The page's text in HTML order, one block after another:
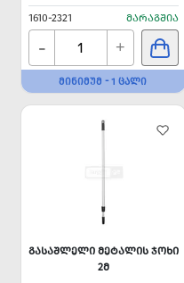
1610-2321 ᲛᲐᲠᲐᲒᲨᲘᲐ
- +
ᲛᲘᲜᲘᲛᲣᲛ - 1 ᲪᲐᲚᲘ
ᲒᲐᲡᲐᲨᲚᲔᲚᲘ ᲛᲔᲢᲐᲚᲘᲡ ᲯᲝᲮᲘ
2Მ